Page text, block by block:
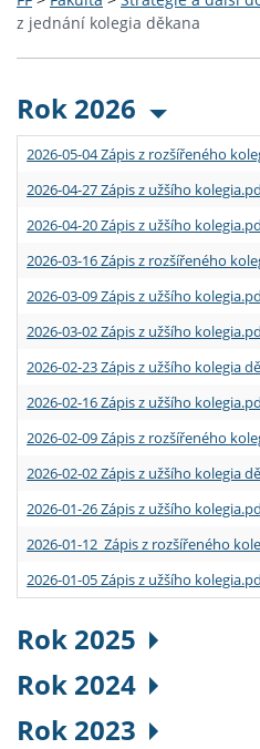
z jednání kolegia děkana
Rok 2026
2026-05-04 Zápis z rozšířeného
2026-04-27 Zápis z užšího
2026-04-20 Zápis z užšího
2026-03-16 Zápis z rozšířeného
2026-03-09 Zápis z užšího
2026-03-02 Zápis z užšího
2026-02-23 Zápis z užšího kolegia
2026-02-16 Zápis z užšího
2026-02-09 Zápis z rozšířeného
2026-02-02 Zápis z užšího kolegia
2026-01-26 Zápis z užšího
2026-01-12 Zápis z rozšířeného
2026-01-05 Zápis z užšího
Rok 2025
Rok 2024
Rok 2023